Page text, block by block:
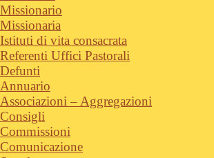
Missionario
Missionaria
Istituti di vita consacrata
Referenti Uffici Pastorali
Defunti
Annuario
Associazioni – Aggregazioni
Consigli
Commissioni
Comunicazione